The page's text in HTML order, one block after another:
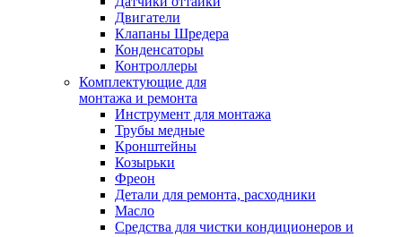
Двигатели
Клапаны Шредера
Конденсаторы
Контроллеры
Комплектующие для
монтажа и ремонта
Инструмент для монтажа
Трубы медные
Кронштейны
Козырьки
Фреон
Детали для ремонта, расходники
Масло
Средства для чистки кондиционеров и